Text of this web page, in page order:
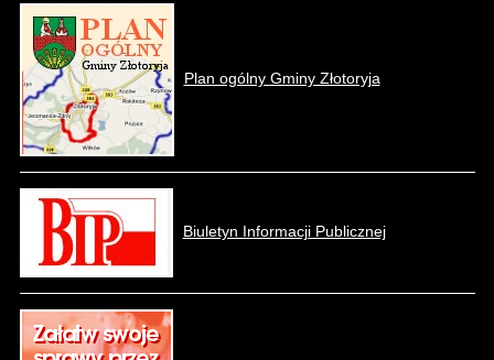
Plan ogólny Gminy Złotoryja
Biuletyn Informacji Publicznej